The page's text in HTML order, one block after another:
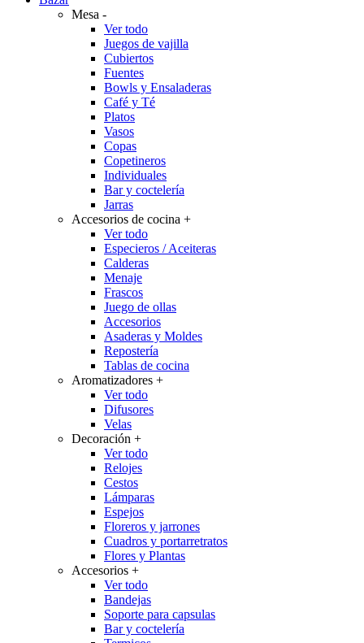
Mesa -
Ver todo
Juegos de vajilla
Cubiertos
Fuentes
Bowls y Ensaladeras
Café y Té
Platos
Vasos
Copas
Copetineros
Individuales
Bar y coctelería
Jarras
Accesorios de cocina +
Ver todo
Especieros / Aceiteras
Calderas
Menaje
Frascos
Juego de ollas
Accesorios
Asaderas y Moldes
Repostería
Tablas de cocina
Aromatizadores +
Ver todo
Difusores
Velas
Decoración +
Ver todo
Relojes
Cestos
Lámparas
Espejos
Floreros y jarrones
Cuadros y portarretratos
Flores y Plantas
Accesorios +
Ver todo
Bandejas
Soporte para capsulas
Bar y coctelería